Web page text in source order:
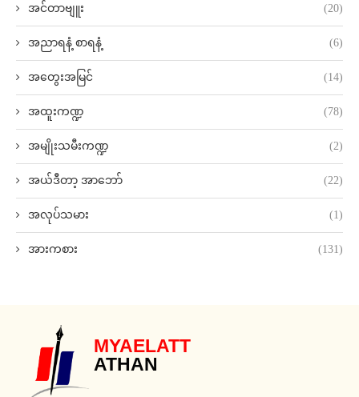
အင်တာဗျူး (20)
အညာရနံ့ စာရနံ့ (6)
အတွေးအမြင် (14)
အထူးကဏ္ဍ (78)
အမျိုးသမီးကဏ္ဍ (2)
အယ်ဒီတာ့ အာဘော် (22)
အလုပ်သမား (1)
အားကစား (131)
MYAELATT
ATHAN